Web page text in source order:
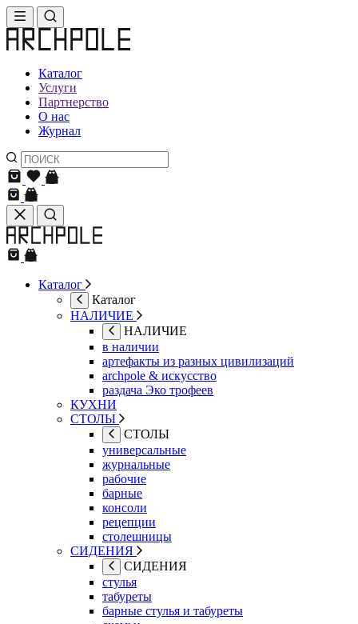
Каталог
Услуги
Партнерство
О нас
Журнал
Каталог
Каталог
НАЛИЧИЕ
НАЛИЧИЕ
в наличии
артефакты из разных цивилизаций
archpole & искусство
раздача Эко трофеев
КУХНИ
СТОЛЫ
СТОЛЫ
универсальные
журнальные
рабочие
барные
консоли
рецепции
столешницы
СИДЕНИЯ
СИДЕНИЯ
стулья
табуреты
барные стулья и табуреты